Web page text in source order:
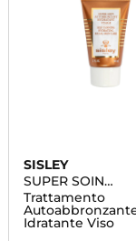
SISLEY
SUPER SOIN
AUTOBRONZANT
HYDRATANT
Trattamento
Idratante Viso